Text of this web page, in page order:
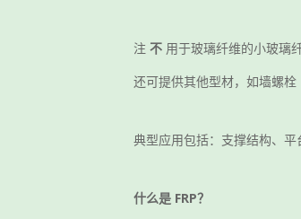
注不 用于玻璃纤维的小玻璃纤
还可提供其他型材，如墙螺栓
典型应用包括：支撑结构、
什么是 FRP？